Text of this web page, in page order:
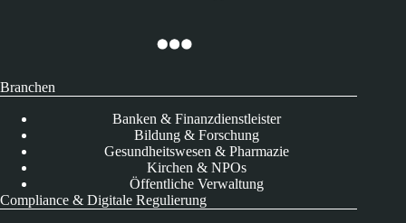
Branchen
Banken & Finanzdienstleister
Bildung & Forschung
Gesundheitswesen & Pharmazie
Kirchen & NPOs
Öffentliche Verwaltung
Compliance & Digitale Regulierung